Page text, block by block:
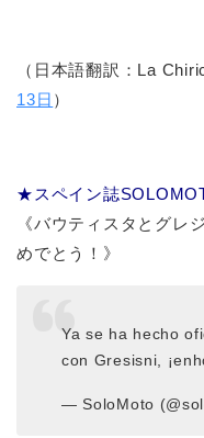
（日本語翻訳：La
13日 ）
★スペイン誌
《バウティスタとグレ
めでとう！》
Ya se ha hecho
con Gresisni,
— SoloMoto